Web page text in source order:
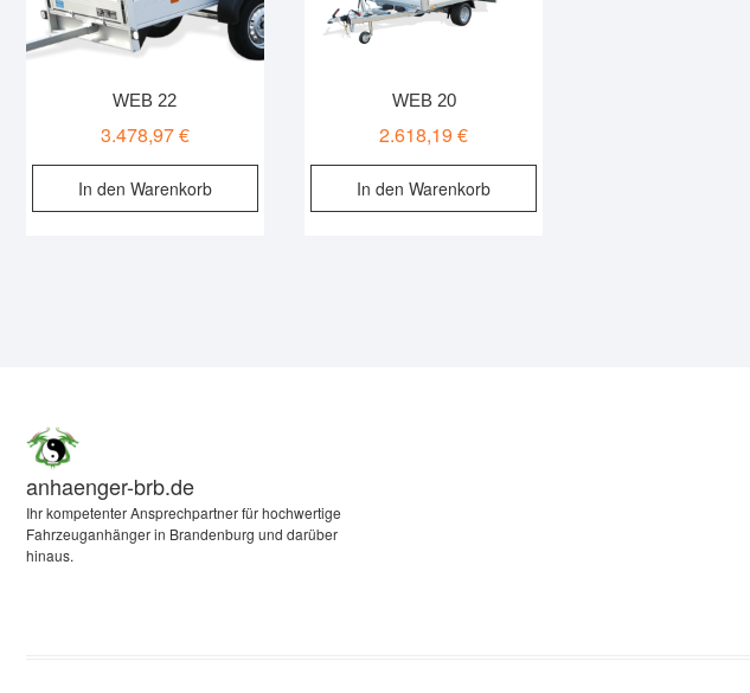
WEB 22
3.478,97€
In den Warenkorb
WEB 20
2.618,19€
In den Warenkorb
anhaenger-brb.de
Ihr kompetenter Ansprechpartner für hochwertige
Fahrzeuganhänger in Brandenburg und darüber
hinaus.